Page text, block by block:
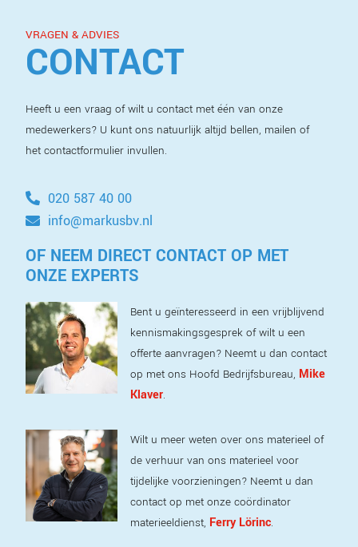
VRAGEN & ADVIES
CONTACT
Heeft u een vraag of wilt u contact met één van onze
medewerkers? U kunt ons natuurlijk altijd bellen, mailen of
het contactformulier invullen.
020 587 40 00
info@markusbv.nl
OF NEEM DIRECT CONTACT OP MET
ONZE EXPERTS
Bent u geïnteresseerd in een vrijblijvend
kennismakingsgesprek of wilt u een
offerte aanvragen? Neemt u dan contact
op met ons Hoofd Bedrijfsbureau, Mike
Klaver.
Wilt u meer weten over ons materieel of
de verhuur van ons materieel voor
tijdelijke voorzieningen? Neemt u dan
contact op met onze coördinator
materieeldienst, Ferry Lörinc.